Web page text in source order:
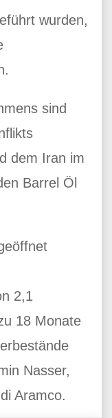
wurden,
sind
dem Iran im
Barrel Öl
2,1
18 Monate
Nasser,
Aramco.